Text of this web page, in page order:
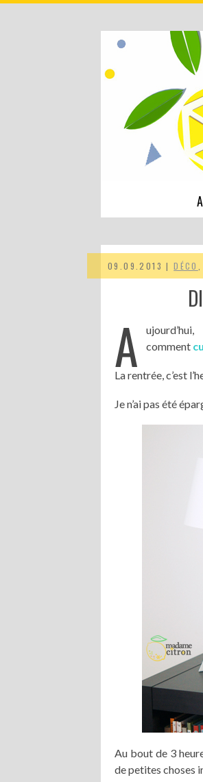
09.09.2013 |DÉCO
A
comment
La rentrée, c’est
Je n’ai pas été
Au bout de 3
de petites choses